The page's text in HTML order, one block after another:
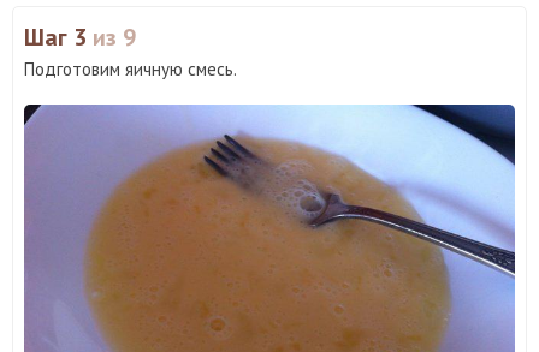
Шаг 3 из 9
Подготовим яичную смесь.